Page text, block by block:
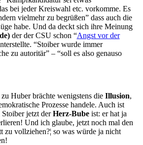
bei jeder Kreiswahl etc. vorkomme. Es
vielmehr zu begrüßen” dass auch die
habe. Und da deckt sich ihre Meinung
der der CSU schon “Angst vor der
“Stoiber wurde immer
zu autoritär” – “soll es also genauso
Huber brächte wenigstens die Illusion,
Prozesse handele. Auch ist
jetzt derHerz-Bubeist: er hat ja
Und ich glaube, jetzt noch mal den
vollziehen?¦ so was würde ja nicht